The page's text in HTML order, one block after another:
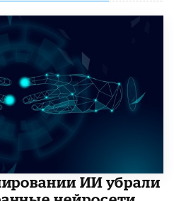
ИИ убрали